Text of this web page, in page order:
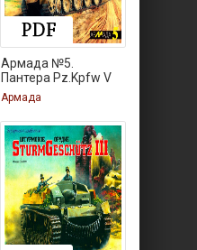
Армада №5.
Пантера Pz.Kpfw V
Армада